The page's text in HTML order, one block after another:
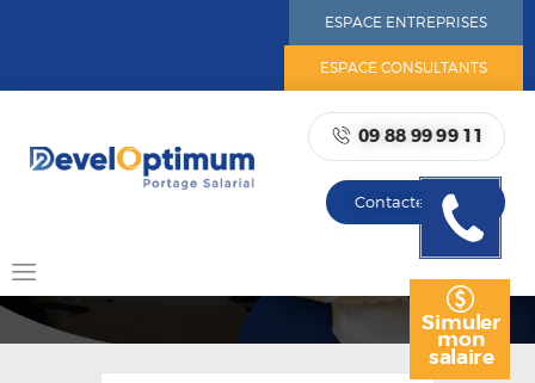
ESPACE ENTREPRISES
ESPACE CONSULTANTS
09 88 99 99 11
Contactez-nous
ACCUEIL
NOTRE ADN
NOS OFFRES
RESSOURCES
Rappelez
moi
Simuler
mon
salaire